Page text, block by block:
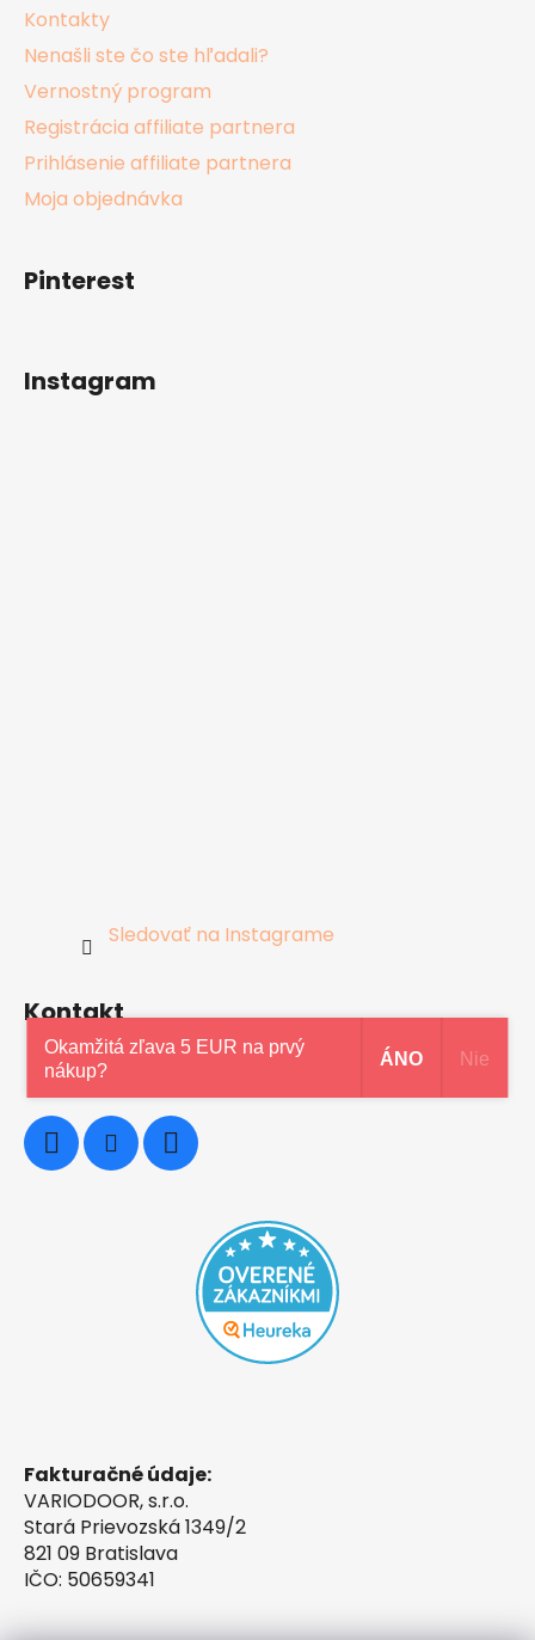
Kontakty
Nenašli ste čo ste hľadali?
Vernostný program
Registrácia affiliate partnera
Prihlásenie affiliate partnera
Moja objednávka
Pinterest
Instagram
Sledovať na Instagrame
Kontakt
0948997914
Fakturačné údaje:
VARIODOOR, s.r.o.
Stará Prievozská 1349/2
821 09 Bratislava
IČO: 50659341
Okamžitá zľava 5 EUR na prvý
nákup?
ÁNO Nie